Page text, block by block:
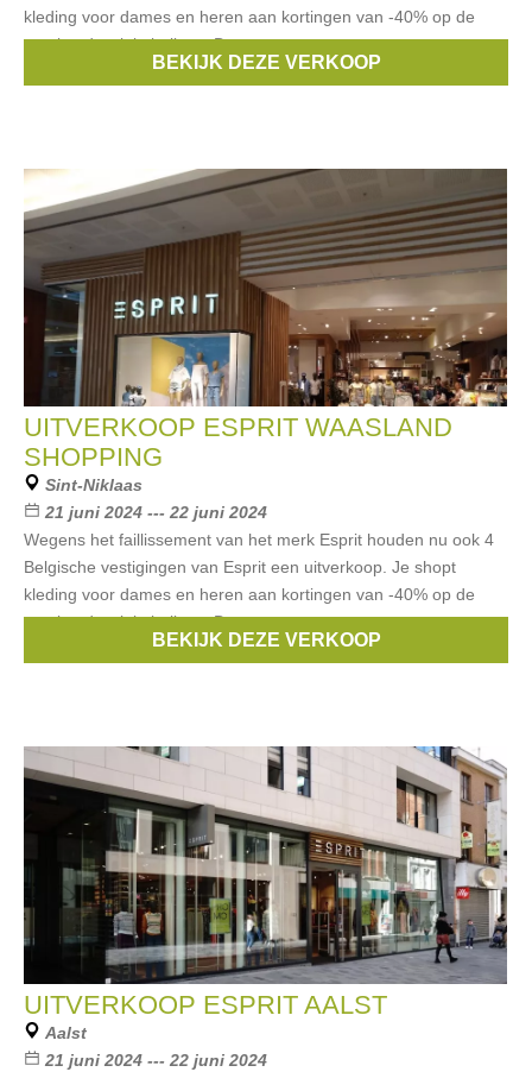
kleding voor dames en heren aan kortingen van -40% op de
getekende winkelprijzen. De
EspritBEKIJK DEZE VERKOOP
UITVERKOOP ESPRIT WAASLAND
SHOPPING
Sint-Niklaas
21 juni 2024 --- 22 juni 2024
Wegens het faillissement van het merk Esprit houden nu ook 4
Belgische vestigingen van Esprit een uitverkoop. Je shopt
kleding voor dames en heren aan kortingen van -40% op de
getekende winkelprijzen. De
EspritBEKIJK DEZE VERKOOP
UITVERKOOP ESPRIT AALST
Aalst
21 juni 2024 --- 22 juni 2024